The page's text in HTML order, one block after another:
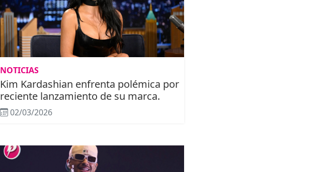
NOTICIAS
Kim Kardashian enfrenta polémica por
reciente lanzamiento de su marca.
02/03/2026